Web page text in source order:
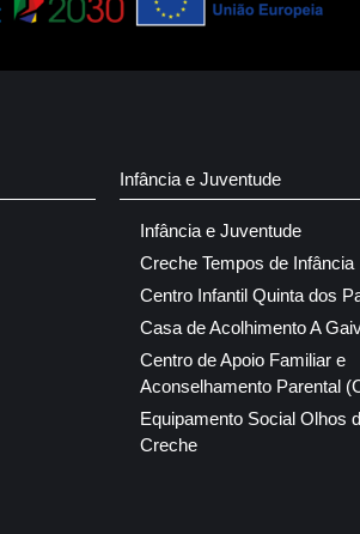
Infância e Juventude
Infância e Juventude
Creche Tempos de Infância
Centro Infantil Quinta dos
Casa de Acolhimento A
Centro de Apoio Familiar e
Aconselhamento Parental
Equipamento Social Olhos
Creche